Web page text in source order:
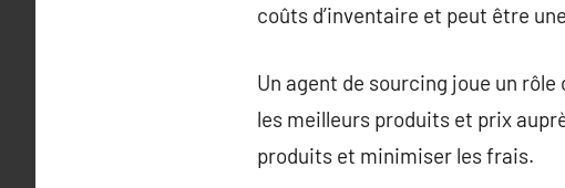
coûts d’inventaire et peut être
Un agent de sourcing joue un
les meilleurs produits et prix
produits et minimiser les frais.